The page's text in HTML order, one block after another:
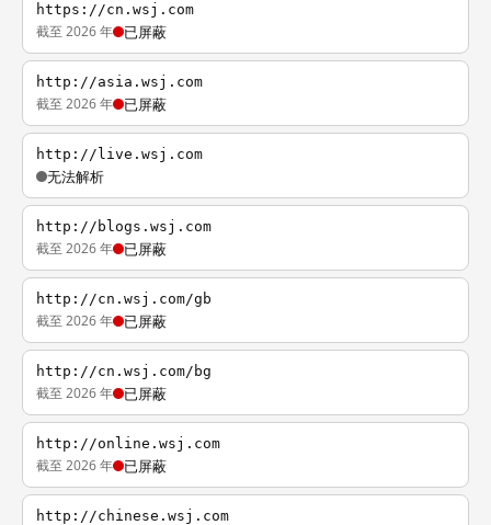
https://cn.wsj.com
截至 2026 年 已屏蔽
http://asia.wsj.com
截至 2026 年 已屏蔽
http://live.wsj.com
无法解析
http://blogs.wsj.com
截至 2026 年 已屏蔽
http://cn.wsj.com/gb
截至 2026 年 已屏蔽
http://cn.wsj.com/bg
截至 2026 年 已屏蔽
http://online.wsj.com
截至 2026 年 已屏蔽
http://chinese.wsj.com